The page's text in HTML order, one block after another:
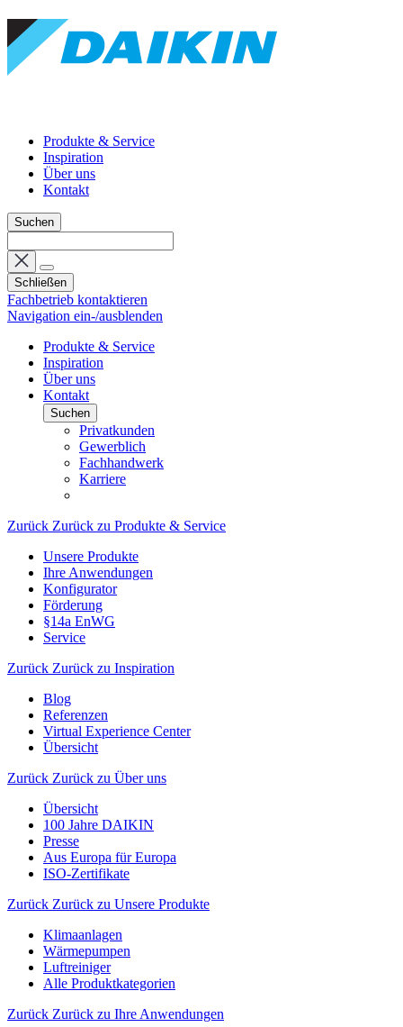
Produkte & Service
Inspiration
Über uns
Kontakt
Suchen
Schließen
Fachbetrieb kontaktieren
Navigation ein-/ausblenden
Produkte & Service
Inspiration
Über uns
Kontakt
Suchen
Privatkunden
Gewerblich
Fachhandwerk
Karriere
Zurück Zurück zu Produkte & Service
Unsere Produkte
Ihre Anwendungen
Konfigurator
Förderung
§14a EnWG
Service
Zurück Zurück zu Inspiration
Blog
Referenzen
Virtual Experience Center
Übersicht
Zurück Zurück zu Über uns
Übersicht
100 Jahre DAIKIN
Presse
Aus Europa für Europa
ISO-Zertifikate
Zurück Zurück zu Unsere Produkte
Klimaanlagen
Wärmepumpen
Luftreiniger
Alle Produktkategorien
Zurück Zurück zu Ihre Anwendungen